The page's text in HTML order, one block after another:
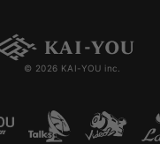
© 2026 KAI-YOU inc.